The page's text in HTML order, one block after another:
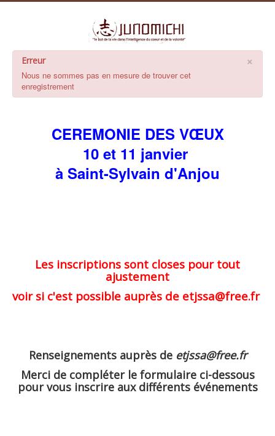
×
Erreur
Nous ne sommes pas en mesure de trouver cet
enregistrement
CEREMONIE DES VŒUX
10 et 11 janvier
à Saint-Sylvain d'Anjou
Les inscriptions sont closes pour tout
ajustement
voir si c'est possible auprès de etjssa@free.fr
Renseignements auprès de etjssa@free.fr
Merci de compléter le formulaire ci-dessous
pour vous inscrire aux différents événements